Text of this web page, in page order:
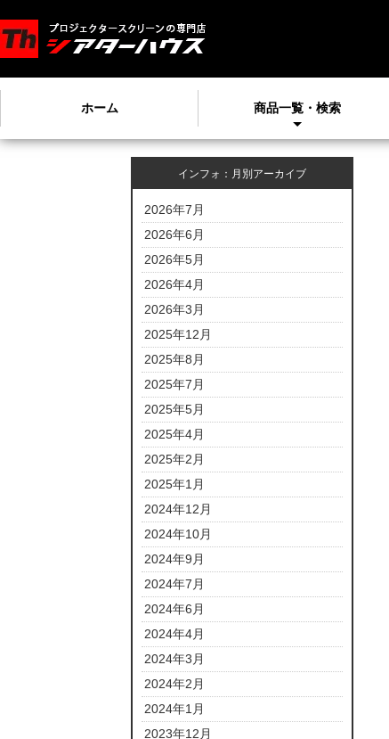
ホーム 商品一覧・検索
インフォ：月別アーカイブ
2026年7月
2026年6月
2026年5月
2026年4月
2026年3月
2025年12月
2025年8月
2025年7月
2025年5月
2025年4月
2025年2月
2025年1月
2024年12月
2024年10月
2024年9月
2024年7月
2024年6月
2024年4月
2024年3月
2024年2月
2024年1月
2023年12月